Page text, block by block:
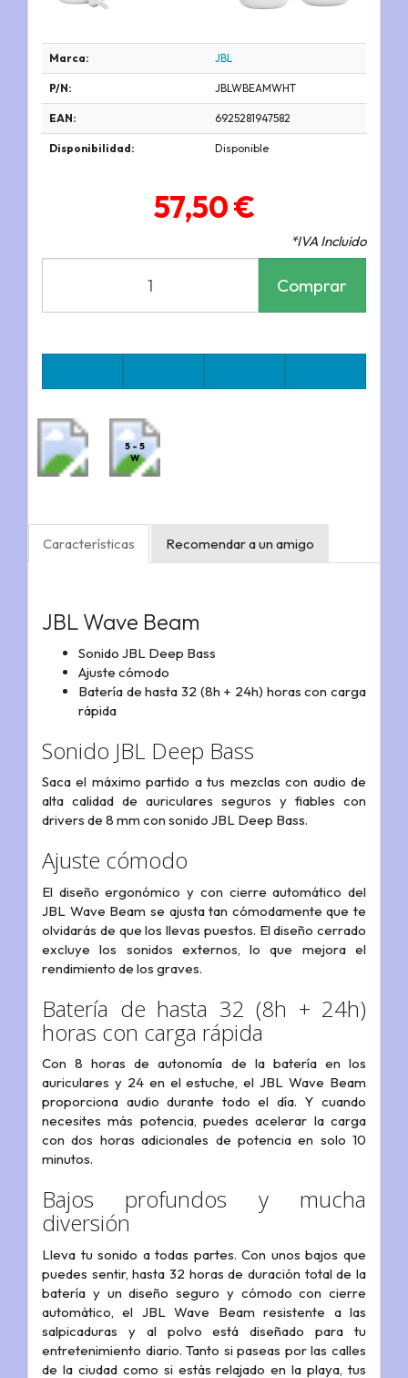
Marca: JBL
P/N: JBLWBEAMWHT
EAN: 6925281947582
Disponibilidad: Disponible
57,50 €
*IVA Incluido
Comprar
5 - 5
W
Características Recomendar a un amigo
JBL Wave Beam
Sonido JBL Deep Bass
Ajuste cómodo
Batería de hasta 32 (8h + 24h) horas con carga
rápida
Sonido JBL Deep Bass
Saca el máximo partido a tus mezclas con audio de
alta calidad de auriculares seguros y fiables con
drivers de 8 mm con sonido JBL Deep Bass.
Ajuste cómodo
El diseño ergonómico y con cierre automático del
JBL Wave Beam se ajusta tan cómodamente que te
olvidarás de que los llevas puestos. El diseño cerrado
excluye los sonidos externos, lo que mejora el
rendimiento de los graves.
Batería de hasta 32 (8h + 24h)
horas con carga rápida
Con 8 horas de autonomía de la batería en los
auriculares y 24 en el estuche, el JBL Wave Beam
proporciona audio durante todo el día. Y cuando
necesites más potencia, puedes acelerar la carga
con dos horas adicionales de potencia en solo 10
minutos.
Bajos profundos y mucha
diversión
Lleva tu sonido a todas partes. Con unos bajos que
puedes sentir, hasta 32 horas de duración total de la
batería y un diseño seguro y cómodo con cierre
automático, el JBL Wave Beam resistente a las
salpicaduras y al polvo está diseñado para tu
entretenimiento diario. Tanto si paseas por las calles
de la ciudad como si estás relajado en la playa, tus